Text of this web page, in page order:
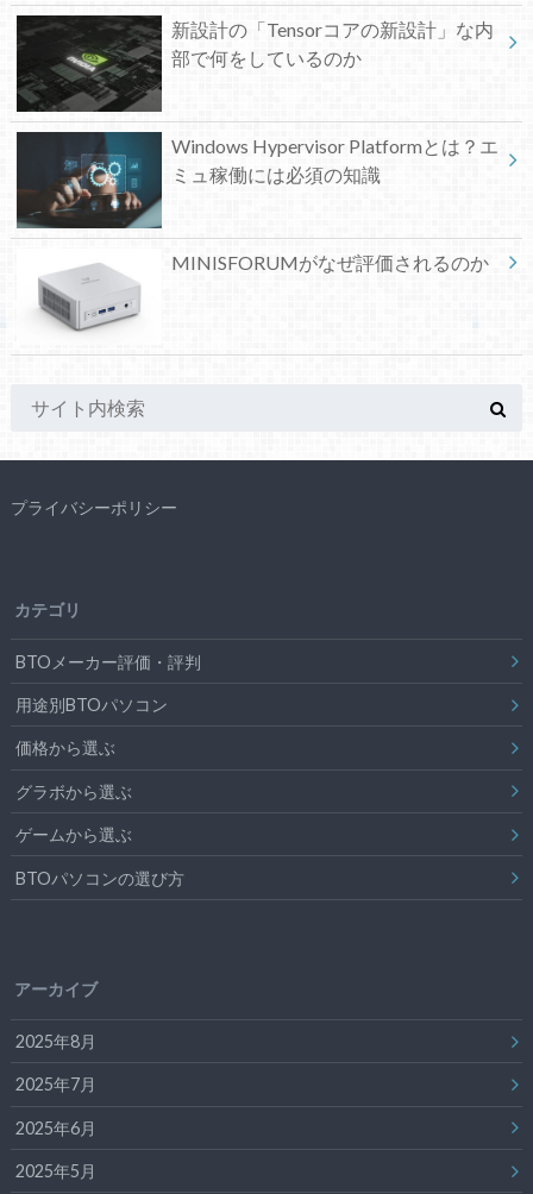
新設計の「Tensorコアの新設計」な内
部で何をしているのか
Windows Hypervisor Platformとは？エ
ミュ稼働には必須の知識
MINISFORUMがなぜ評価されるのか
プライバシーポリシー
カテゴリ
BTOメーカー評価・評判
用途別BTOパソコン
価格から選ぶ
グラボから選ぶ
ゲームから選ぶ
BTOパソコンの選び方
アーカイブ
2025年8月
2025年7月
2025年6月
2025年5月